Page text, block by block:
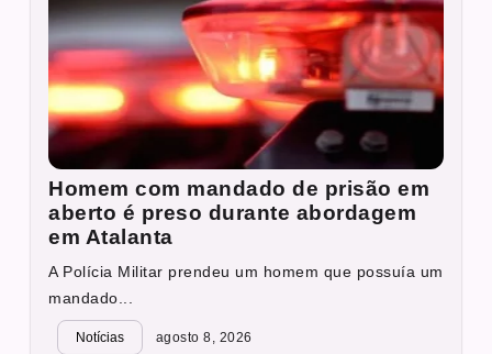
Homem com mandado de prisão em
aberto é preso durante abordagem
em Atalanta
A Polícia Militar prendeu um homem que possuía um
mandado...
Notícias agosto 8, 2026